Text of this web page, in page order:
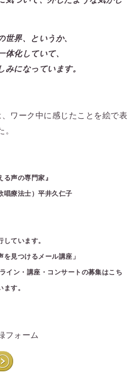
世界、というか、
体化していて、
みになっています。
ワーク中に感じたことを絵で表
。
る声の専門家』
唱療法士）平井久仁子
しています。
を見つけるメール講座」
イン・講座・コンサートの募集はこち
す。
フォーム